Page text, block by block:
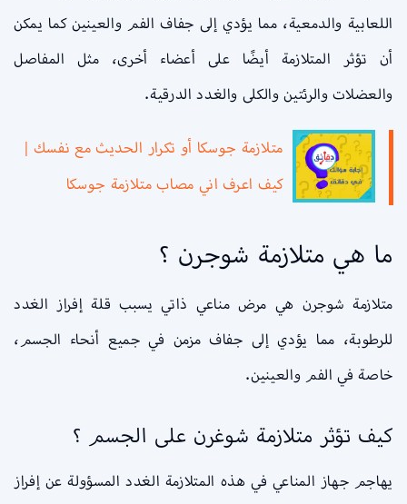
اللعابية والدمعية، مما يؤدي إلى جفاف الفم والعينين كما يمكن
أن تؤثر المتلازمة أيضًا على أعضاء أخرى، مثل المفاصل
والعضلات والرئتين والكلى والغدد الدرقية.
متلازمة جوسكا أو تكرار الحديث مع نفسك |
كيف اعرف اني مصاب متلازمة جوسكا
ما هي متلازمة شوجرن ؟
متلازمة شوجرن هي مرض مناعي ذاتي يسبب قلة إفراز الغدد
للرطوبة، مما يؤدي إلى جفاف مزمن في جميع أنحاء الجسم،
خاصة في الفم والعينين.
كيف تؤثر متلازمة شوغرن على الجسم ؟
يهاجم جهاز المناعي في هذه المتلازمة الغدد المسؤولة عن إفراز